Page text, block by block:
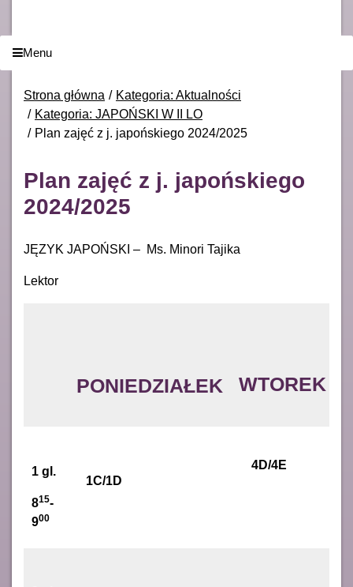
Menu
Strona główna
Kategoria: Aktualności
Kategoria: JAPOŃSKI W II LO
Plan zajęć z j. japońskiego 2024/2025
Plan zajęć z j. japońskiego
2024/2025
JĘZYK JAPOŃSKI – Ms. Minori Tajika
Lektor
PONIEDZIAŁEK WTOREK
1 gl.
815-
900
1C/1D
4D/4E